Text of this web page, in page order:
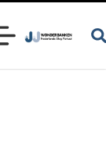
Controleer of